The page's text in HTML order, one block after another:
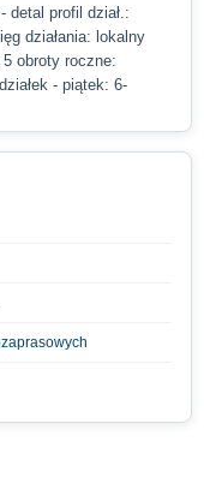
detal profil dział.:
działania: lokalny
obroty roczne:
- piątek: 6-